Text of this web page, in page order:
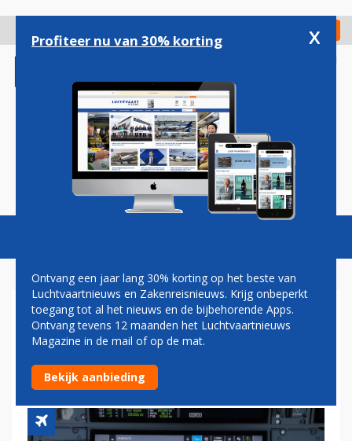
gaan
Check in
Magazine Podcasts Vacatures
BENNO BAKSTEEN: VLIEGEN
OVER CONFLICTGEBIED KAN
VEILIGER
Profiteer nu van 30% korting x
Ontvang een jaar lang 30% korting op het beste van
Luchtvaartnieuws en Zakenreisnieuws. Krijg onbeperkt
toegang tot al het nieuws en de bijbehorende Apps.
Ontvang tevens 12 maanden het Luchtvaartnieuws
Magazine in de mail of op de mat.
Bekijk aanbieding